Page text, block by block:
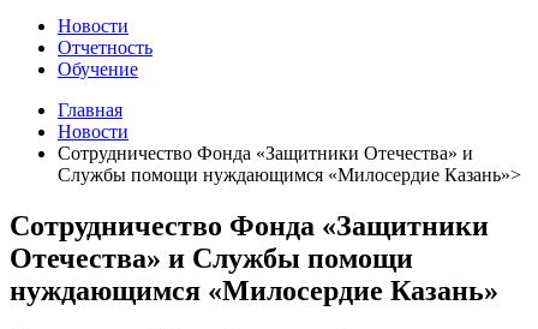
Новости
Отчетность
Обучение
Главная
Новости
Сотрудничество Фонда «Защитники Отечества» и
Службы помощи нуждающимся «Милосердие Казань»>
Сотрудничество Фонда «Защитники
Отечества» и Службы помощи
нуждающимся «Милосердие Казань»